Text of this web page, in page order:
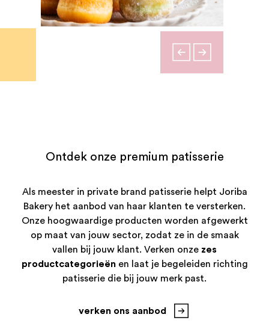
Ontdek onze premium patisserie
Als meester in private brand patisserie helpt Joriba
Bakery het aanbod van haar klanten te versterken.
Onze hoogwaardige producten worden afgewerkt
op maat van jouw sector, zodat ze in de smaak
vallen bij jouw klant. Verken onze zes
productcategorieënen laat je begeleiden richting
patisserie die bij jouw merk past.
verken ons aanbod